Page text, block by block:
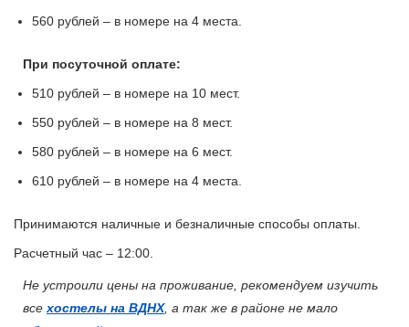
560 рублей – в номере на 4 места.
При посуточной оплате:
510 рублей – в номере на 10 мест.
550 рублей – в номере на 8 мест.
580 рублей – в номере на 6 мест.
610 рублей – в номере на 4 места.
Принимаются наличные и безналичные способы оплаты.
Расчетный час – 12:00.
Не устроили цены на проживание, рекомендуем изучить
всехостелы на ВДНХ, а так же в районе не мало